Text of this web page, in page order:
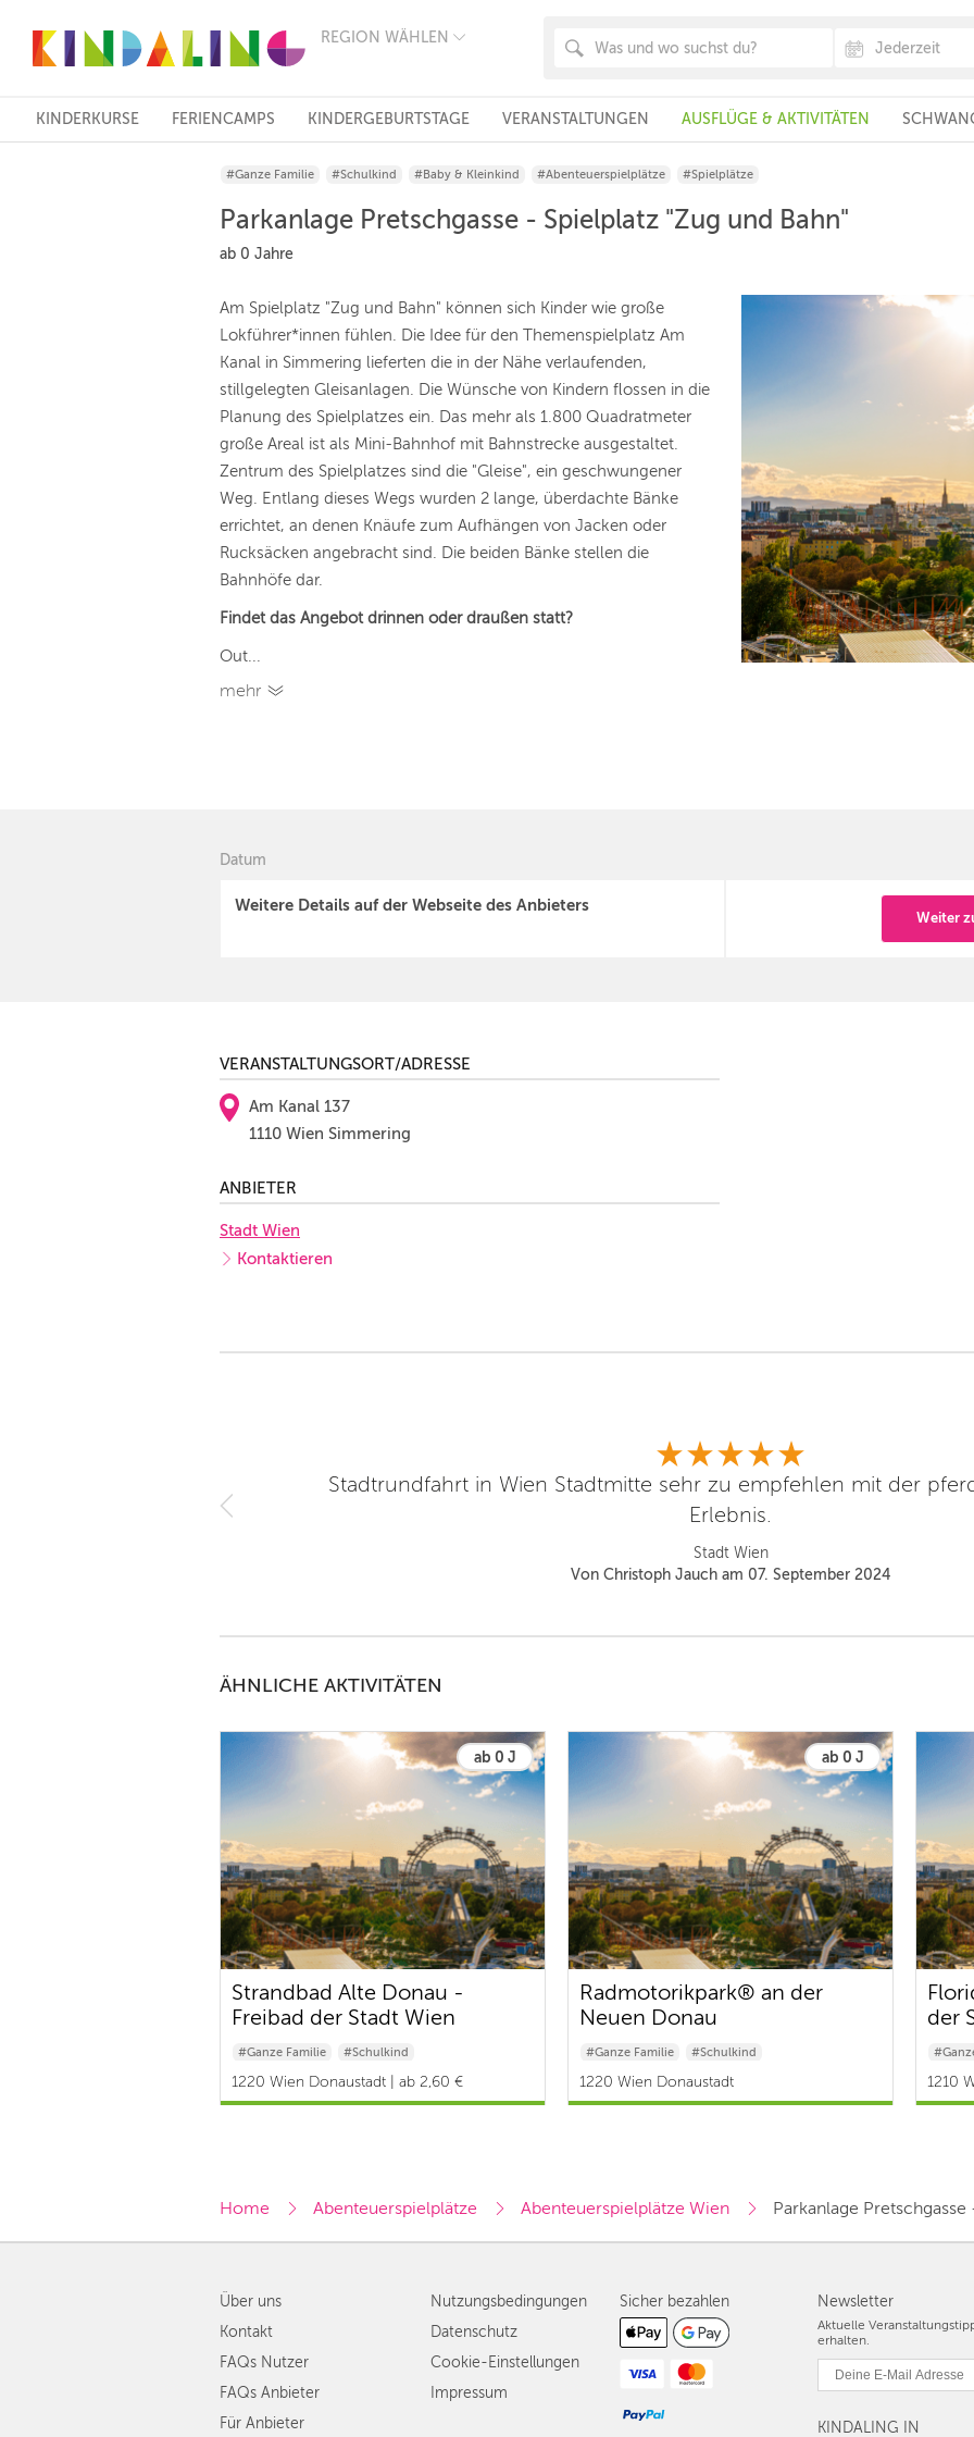
REGION WÄHLEN
FRANKFURT
KÖLN
STUTTGART
ESSEN
HANNOVER
WIEN
ZÜRICH
ANDERE
REGIONEN
KINDERKURSE FERIENCAMPS KINDERGEBURTSTAGE VERANSTALTUNGEN AUSFLÜGE & AKTIVITÄTEN
#Ganze Familie #Schulkind #Baby & Kleinkind #Abenteuerspielplätze #Spielplätze
Parkanlage Pretschgasse - Spielplatz "Zug und Bahn"
ab 0 Jahre
Am Spielplatz "Zug und Bahn" können sich Kinder wie große
Lokführer*innen fühlen. Die Idee für den Themenspielplatz Am
Kanal in Simmering lieferten die in der Nähe verlaufenden,
stillgelegten Gleisanlagen. Die Wünsche von Kindern flossen in die
Planung des Spielplatzes ein. Das mehr als 1.800 Quadratmeter
große Areal ist als Mini-Bahnhof mit Bahnstrecke ausgestaltet.
Zentrum des Spielplatzes sind die "Gleise", ein geschwungener
Weg. Entlang dieses Wegs wurden 2 lange, überdachte Bänke
errichtet, an denen Knäufe zum Aufhängen von Jacken oder
Rucksäcken angebracht sind. Die beiden Bänke stellen die
Bahnhöfe dar.
Findet das Angebot drinnen oder draußen statt?
Out...
mehr
Datum
Weitere Details auf der Webseite des Anbieters
Weiter
VERANSTALTUNGSORT/ADRESSE
Am Kanal 137
1110 Wien Simmering
ANBIETER
Stadt Wien
Kontaktieren
Stadtrundfahrt in Wien Stadtmitte sehr zu empfehlen mit der
Erlebnis.
Stadt Wien
Von Christoph Jauch am 07. September 2024
ÄHNLICHE AKTIVITÄTEN
ab 0 J
Strandbad Alte Donau -
Freibad der Stadt Wien
#Ganze Familie
#Schulkind
#Baby & Kleinkind
1220 Wien Donaustadt | ab 2,60 €
ab 0 J
Radmotorikpark® an der
Neuen Donau
#Ganze Familie
#Schulkind
#Baby & Kleinkind
1220 Wien Donaustadt
der
#Baby
1210
Home Abenteuerspielplätze Abenteuerspielplätze Wien Parkanlage
Newsletter
Aktuelle
erhalten.
KINDALING IN
Über uns
Kontakt
FAQs Nutzer
FAQs Anbieter
Für Anbieter
Nutzungsbedingungen
Datenschutz
Cookie-Einstellungen
Impressum
Sicher bezahlen